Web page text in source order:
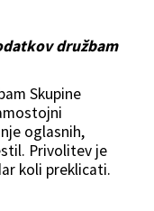
družbam
Skupine
oglasnih,
Privolitev je
koli preklicati.